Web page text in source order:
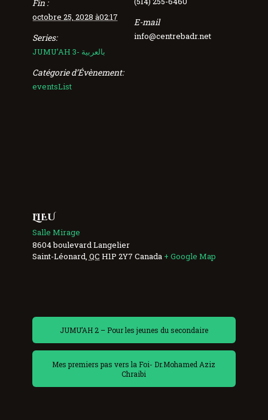
Fin :
octobre 25, 2028 à02:17
Series:
JUMU’AH 3- بالعربية
Catégorie d’Évènement:
eventsList
E-mail
info@centrebadr.net
LIEU
Salle Mirage
8604 boulevard Langelier
Saint-Léonard QC H1P 2Y7 Canada + Google Map
JUMU’AH 2 – Pour les jeunes du secondaire
Mes premiers pas vers la Foi- Dr.Mohamed Aziz
Chraibi